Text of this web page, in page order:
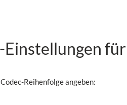
Einstellungen
Reihenfolge angeben: